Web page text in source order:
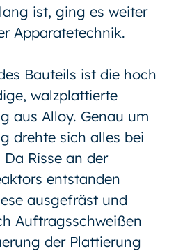
ist, ging es weiter
Apparatetechnik.
Bauteils ist die hoch
walzplattierte
aus Alloy. Genau um
drehte sich alles bei
Risse an der
entstanden
ausgefräst und
Auftragsschweißen
der Plattierung